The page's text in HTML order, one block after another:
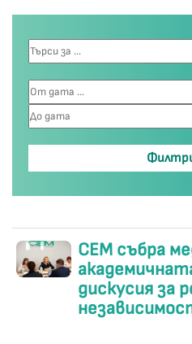
СЕМ събра
дискусия за